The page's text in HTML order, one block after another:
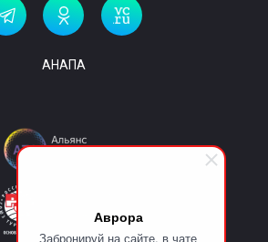
Аврора
Забронируй на сайте, в чате
АНАПА